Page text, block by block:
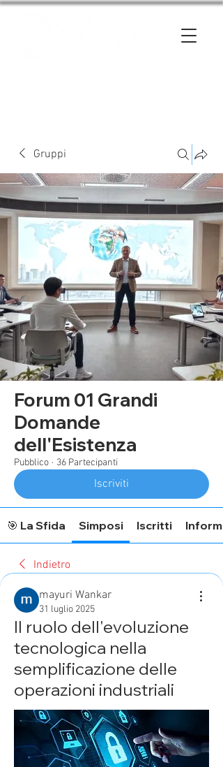
Gruppi
Forum 01 Grandi
Domande
dell'Esistenza
Pubblico · 36 Partecipanti
Iscriviti
🎯 La Sfida Simposi Iscritti
Indietro
mayuri Wankar
31 luglio 2025
Il ruolo dell'evoluzione
tecnologica nella
semplificazione delle
operazioni industriali